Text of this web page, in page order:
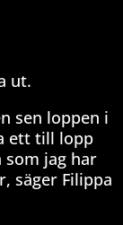
ut.
sen loppen i
ett till lopp
som jag har
säger Filippa